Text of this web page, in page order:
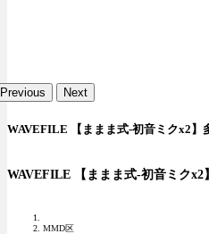
Previous Next
WAVEFILE 【ままま式-初音ミクx2】
WAVEFILE 【ままま式-初音ミクx2
MMD区